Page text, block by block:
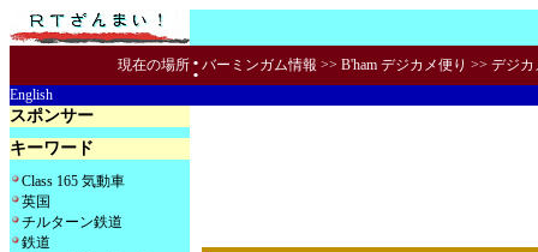
現在の場所 : バーミンガム情報 >> B'ham デジカメ便り >> デジカ
English
スポンサー
キーワード
Class 165 気動車
英国
チルターン鉄道
鉄道